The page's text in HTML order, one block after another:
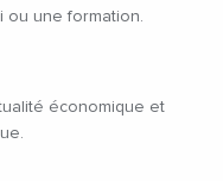
une formation.
économique et